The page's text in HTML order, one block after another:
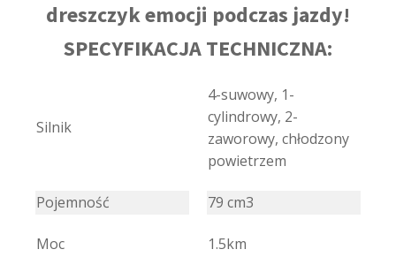
dreszczyk emocji podczas jazdy!
SPECYFIKACJA TECHNICZNA:
Silnik
4-suwowy, 1-
cylindrowy, 2-
zaworowy, chłodzony
powietrzem
Pojemność 79 cm3
Moc 1.5km